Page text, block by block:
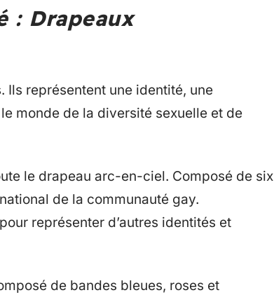
: Drapeaux
représentent une identité, une
monde de la diversité sexuelle et de
le drapeau arc-en-ciel. Composé de six
de la communauté gay.
représenter d’autres identités et
de bandes bleues, roses et